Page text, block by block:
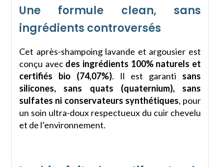
Une formule clean, sans
ingrédients controversés
Cet après-shampoing lavande et argousier est
conçu avec des ingrédients 100% naturels et
certifiés bio (74,07%). Il est garanti sans
silicones, sans quats (quaternium), sans
sulfates ni conservateurs synthétiques, pour
un soin ultra-doux respectueux du cuir chevelu
et de l’environnement.